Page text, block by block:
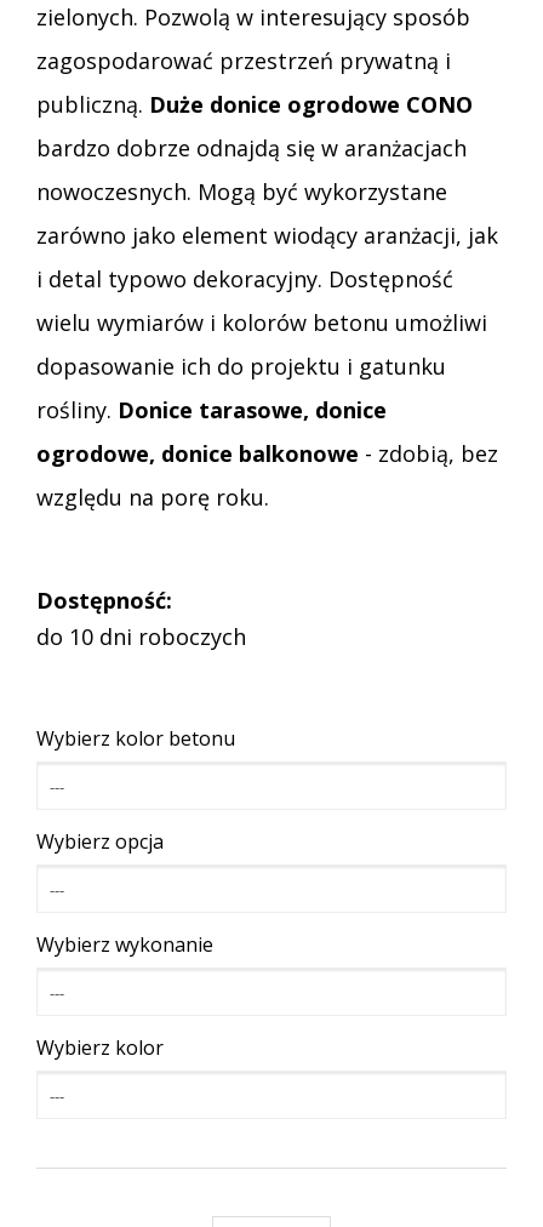
zielonych. Pozwolą w interesujący sposób
zagospodarować przestrzeń prywatną i
publiczną. Duże donice ogrodowe CONO
bardzo dobrze odnajdą się w aranżacjach
nowoczesnych. Mogą być wykorzystane
zarówno jako element wiodący aranżacji, jak
i detal typowo dekoracyjny. Dostępność
wielu wymiarów i kolorów betonu umożliwi
dopasowanie ich do projektu i gatunku
rośliny. Donice tarasowe, donice
ogrodowe, donice balkonowe - zdobią, bez
względu na porę roku.
Dostępność:
do 10 dni roboczych
Wybierz kolor betonu
---
Wybierz opcja
---
Wybierz wykonanie
---
Wybierz kolor
---